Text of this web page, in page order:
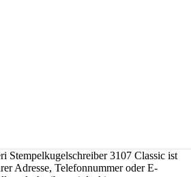
Stempelkugelschreiber 3107 Classic ist
Adresse, Telefonnummer oder E-